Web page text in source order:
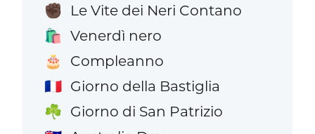
✊🏿 Le Vite dei Neri Contano
🛍️ Venerdì nero
🎂 Compleanno
🇫🇷 Giorno della Bastiglia
☘️ Giorno di San Patrizio